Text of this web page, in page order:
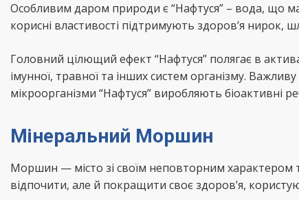
Особливим даром природи є “Нафтуся” – вода, що
корисні властивості підтримують здоров’я
Головний цілющий ефект “Нафтуся” полягає в
імунної, травної та інших систем організму.
мікроорганізми “Нафтуся” виробляють біоактивні
Мінеральний Моршин
Моршин — місто зі своїм неповторним
відпочити, але й покращити своє здоров’я,